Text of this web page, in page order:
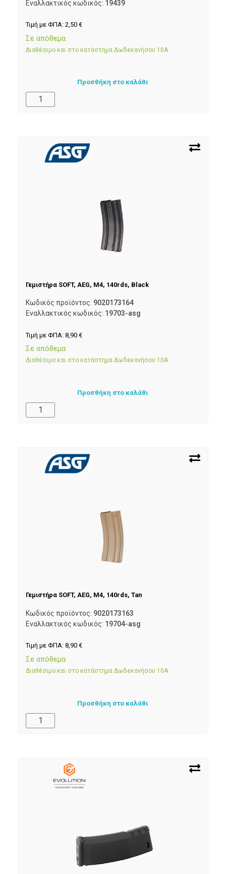
Εναλλακτικός κωδικός: 19439
Τιμή με ΦΠΑ: 2,50 €
Σε απόθεμα
Διαθέσιμο και στο κατάστημα Δωδεκανήσου 10Α
Προσθήκη στο καλάθι
Γεμιστήρα SOFT, AEG, M4, 140rds, Black
Κωδικός προϊόντος: 9020173164
Εναλλακτικός κωδικός: 19703-asg
Τιμή με ΦΠΑ: 8,90 €
Σε απόθεμα
Διαθέσιμο και στο κατάστημα Δωδεκανήσου 10Α
Προσθήκη στο καλάθι
Γεμιστήρα SOFT, AEG, M4, 140rds, Tan
Κωδικός προϊόντος: 9020173163
Εναλλακτικός κωδικός: 19704-asg
Τιμή με ΦΠΑ: 8,90 €
Σε απόθεμα
Διαθέσιμο και στο κατάστημα Δωδεκανήσου 10Α
Προσθήκη στο καλάθι